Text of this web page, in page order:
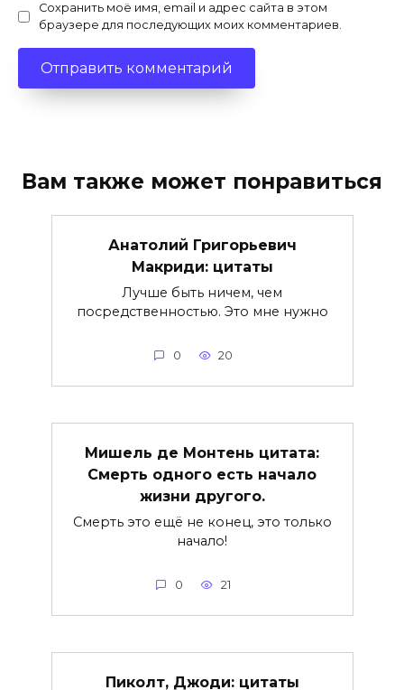
Сохранить моё имя, email и адрес сайта в этом
браузере для последующих моих комментариев.
Вам также может понравиться
Анатолий Григорьевич
Макриди: цитаты
Лучше быть ничем, чем
посредственностью. Это мне нужно
0 20
Мишель де Монтень цитата:
Смерть одного есть начало
жизни другого.
Смерть это ещё не конец, это только
начало!
0 21
Пиколт, Джоди: цитаты